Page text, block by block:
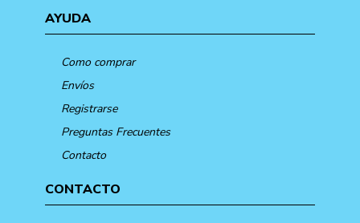
AYUDA
Como comprar
Envíos
Registrarse
Preguntas Frecuentes
Contacto
CONTACTO